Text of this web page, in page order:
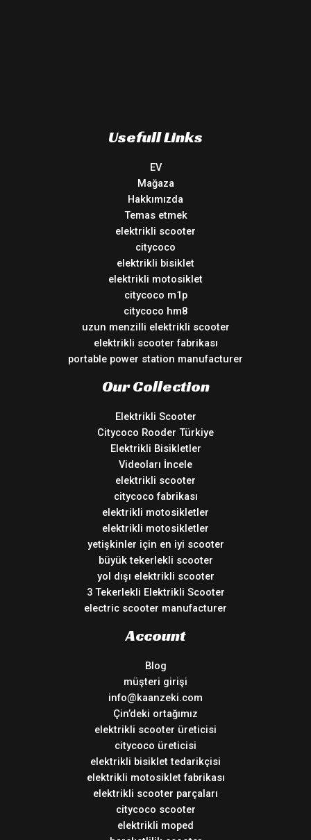
Usefull Links
EV
Mağaza
Hakkımızda
Temas etmek
elektrikli scooter
citycoco
elektrikli bisiklet
elektrikli motosiklet
citycoco m1p
citycoco hm8
uzun menzilli elektrikli scooter
elektrikli scooter fabrikası
portable power station manufacturer
Our Collection
Elektrikli Scooter
Citycoco Rooder Türkiye
Elektrikli Bisikletler
Videoları İncele
elektrikli scooter
citycoco fabrikası
elektrikli motosikletler
elektrikli motosikletler
yetişkinler için en iyi scooter
büyük tekerlekli scooter
yol dışı elektrikli scooter
3 Tekerlekli Elektrikli Scooter
electric scooter manufacturer
Account
Blog
müşteri girişi
info@kaanzeki.com
Çin’deki ortağımız
elektrikli scooter üreticisi
citycoco üreticisi
elektrikli bisiklet tedarikçisi
elektrikli motosiklet fabrikası
elektrikli scooter parçaları
citycoco scooter
elektrikli moped